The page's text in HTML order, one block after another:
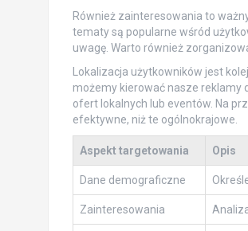
Również zainteresowania to
tematy są popularne wśród
uwagę. Warto również
Lokalizacja użytkowników jest
możemy kierować nasze reklamy
ofert lokalnych lub eventów. Na
efektywne, niż te ogólnokrajowe.
Aspekt targetowania Opis
Dane demograficzne
Zainteresowania